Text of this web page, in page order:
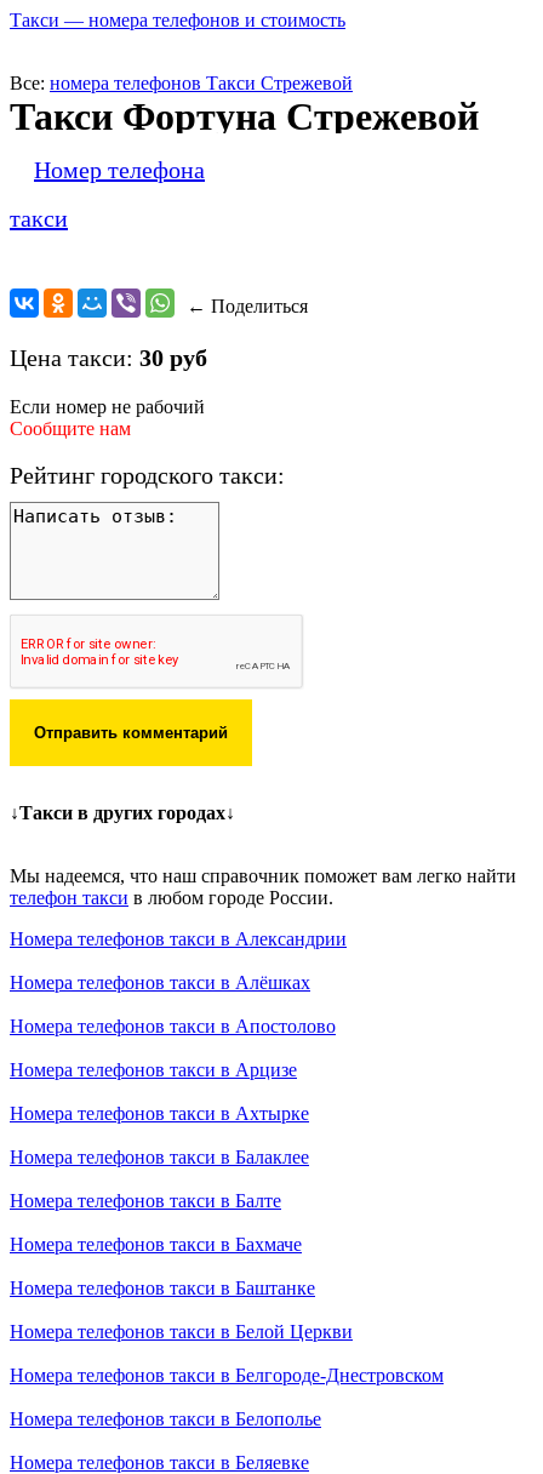
Такси — номера телефонов и стоимость
Все: номера телефонов Такси Стрежевой
Такси Фортуна Стрежевой
Номер телефона
такси
← Поделиться
Цена такси: 30 руб
Если номер не рабочий
Сообщите нам
Рейтинг городского такси:
Отправить комментарий
↓Такси в других городах↓
Мы надеемся, что наш справочник поможет вам легко найти
телефон такси в любом городе России.
Номера телефонов такси в Александрии
Номера телефонов такси в Алёшках
Номера телефонов такси в Апостолово
Номера телефонов такси в Арцизе
Номера телефонов такси в Ахтырке
Номера телефонов такси в Балаклее
Номера телефонов такси в Балте
Номера телефонов такси в Бахмаче
Номера телефонов такси в Баштанке
Номера телефонов такси в Белой Церкви
Номера телефонов такси в Белгороде-Днестровском
Номера телефонов такси в Белополье
Номера телефонов такси в Беляевке